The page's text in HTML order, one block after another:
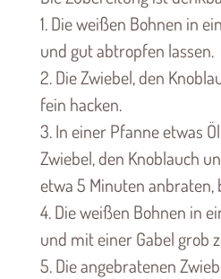
1. Die weißen Bohnen in
und gut abtropfen lassen.
2. Die Zwiebel, den
fein hacken.
3. In einer Pfanne etwas
Zwiebel, den Knoblauch
etwa 5 Minuten anbraten,
4. Die weißen Bohnen in
und mit einer Gabel grob
5. Die angebratenen